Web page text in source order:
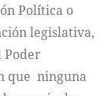
Política o
legislativa,
Poder
que ninguna